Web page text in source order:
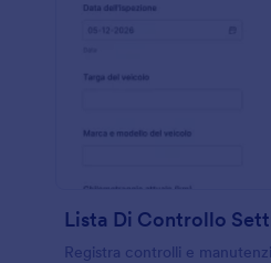
Registra controlli e